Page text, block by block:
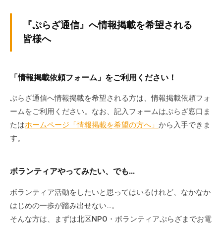
『ぷらざ通信』へ情報掲載を希望される
皆様へ
「情報掲載依頼フォーム」をご利用ください！
ぷらざ通信へ情報掲載を希望される方は、情報掲載依頼フォ
ームをご利用ください。なお、記入フォームはぷらざ窓口ま
たはホームページ「情報掲載を希望の方へ」 から入手できま
す。
ボランティアやってみたい、でも…
ボランティア活動をしたいと思ってはいるけれど、なかなか
はじめの一歩が踏み出せない…。
そんな方は、まずは北区NPO・ボランティアぷらざまでお電